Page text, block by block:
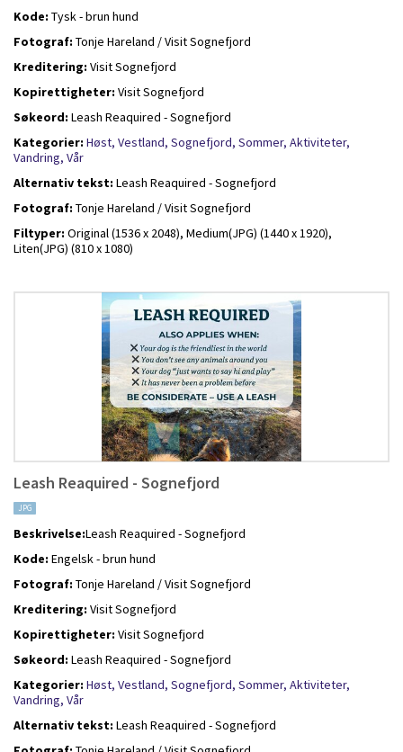
Kode: Tysk - brun hund
Fotograf: Tonje Hareland / Visit Sognefjord
Kreditering: Visit Sognefjord
Kopirettigheter: Visit Sognefjord
Søkeord: Leash Reaquired - Sognefjord
Kategorier: Høst, Vestland, Sognefjord, Sommer, Aktiviteter,
Vandring, Vår
Alternativ tekst: Leash Reaquired - Sognefjord
Fotograf: Tonje Hareland / Visit Sognefjord
Filtyper: Original (1536 x 2048), Medium(JPG) (1440 x 1920),
Liten(JPG) (810 x 1080)
Leash Reaquired - Sognefjord
JPG
Beskrivelse:Leash Reaquired - Sognefjord
Kode: Engelsk - brun hund
Fotograf: Tonje Hareland / Visit Sognefjord
Kreditering: Visit Sognefjord
Kopirettigheter: Visit Sognefjord
Søkeord: Leash Reaquired - Sognefjord
Kategorier: Høst, Vestland, Sognefjord, Sommer, Aktiviteter,
Vandring, Vår
Alternativ tekst: Leash Reaquired - Sognefjord